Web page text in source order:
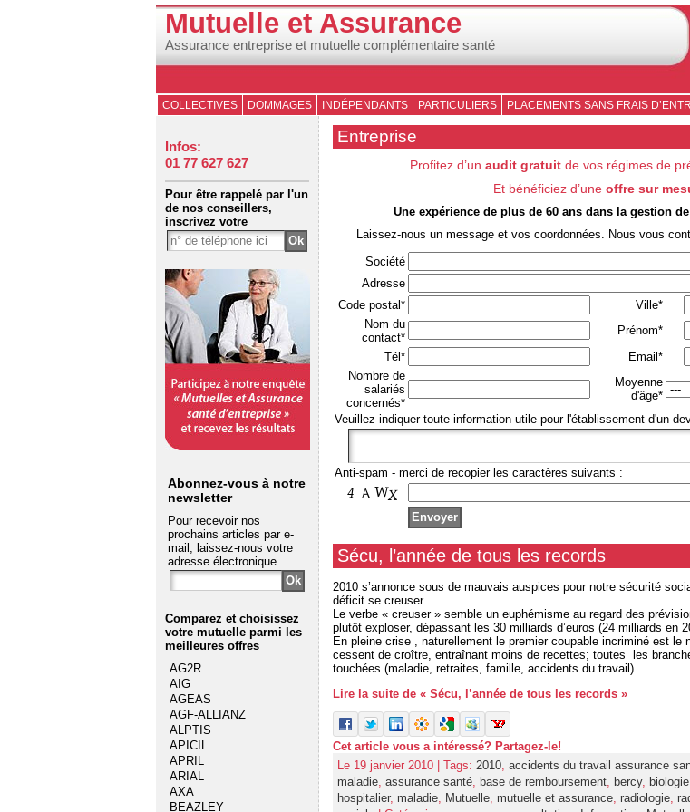
Mutuelle et Assurance
Assurance entreprise et mutuelle complémentaire santé
COLLECTIVES DOMMAGES INDÉPENDANTS PARTICULIERS PLACEMENTS SANS FRAIS
Infos:
01 77 627 627
Pour être rappelé par l'un
de nos conseillers,
inscrivez votre
Abonnez-vous à notre
newsletter
Pour recevoir nos
prochains articles par e-
mail, laissez-nous votre
adresse électronique
Comparez et choisissez
votre mutuelle parmi les
meilleures offres
AG2R
AIG
AGEAS
AGF-ALLIANZ
ALPTIS
APICIL
APRIL
ARIAL
AXA
BEAZLEY
Entreprise
Profitez d’un audit gratuitde vos régimes de
Et bénéficiez d’une offre sur
Une expérience de plus de 60 ans dans la gestion
Laissez-nous un message et vos coordonnées. Nous vous
Société
Adresse
Code postal*
Ville*
Nom du
contact*
Prénom*
Tél*
Email*
Nombre de
salariés
concernés*
Moyenne
d'âge*
Veuillez indiquer toute information utile pour l'établissement d'un
Anti-spam - merci de recopier les caractères suivants :
Sécu, l’année de tous les records
2010 s’annonce sous de mauvais auspices pour notre sécurité
déficit se creuser.
Le verbe « creuser » semble un euphémisme au regard des
plutôt exploser, dépassant les 30 milliards d’euros (24 milliards en
En pleine crise , naturellement le premier coupable incriminé est le
cessent de croître, entraînant moins de recettes; toutes les
touchées (maladie, retraites, famille, accidents du travail).
Lire la suite de « Sécu, l’année de tous les records »
Cet article vous a intéressé? Partagez-le!
Le 19 janvier 2010 | Tags: 2010, accidents du travail assurance
maladie, assurance santé, base de remboursement, bercy, biologie
hospitalier, maladie, Mutuelle, mutuelle et assurance, radiologie,